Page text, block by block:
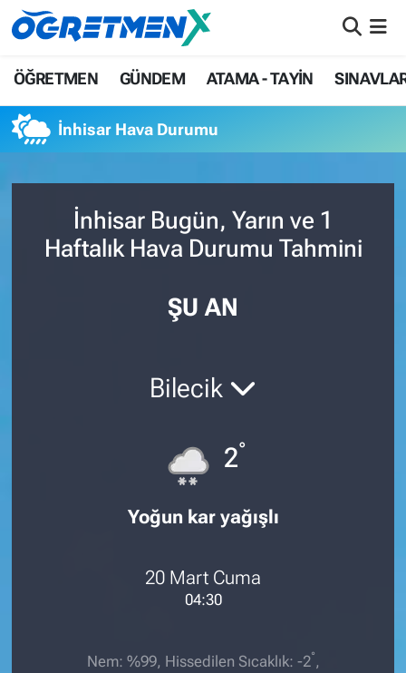
ÖĞRETMEN GÜNDEM ATAMA - TAYİN
İnhisar Hava Durumu
İnhisar Bugün, Yarın ve 1
Haftalık Hava Durumu Tahmini
ŞU AN
Bilecik
2°
Yoğun kar yağışlı
20 Mart Cuma
04:30
Nem: %99, Hissedilen Sıcaklık: -2° ,
ÖĞRETMEN
GÜNDEM
SINAVLAR
HAYATIN İÇİNDEN
UZMAN ÖĞRETMENLİK
İstanbul Nöbetçi Eczaneler
İstanbul Hava Durumu
İstanbul Trafik Yoğunluk Haritası
Süper Lig Puan Durumu ve Fikstür